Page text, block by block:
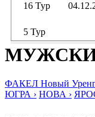
16 Тур
5 Тур
ФАКЕЛ Новый
ЮГРА › НОВА ›